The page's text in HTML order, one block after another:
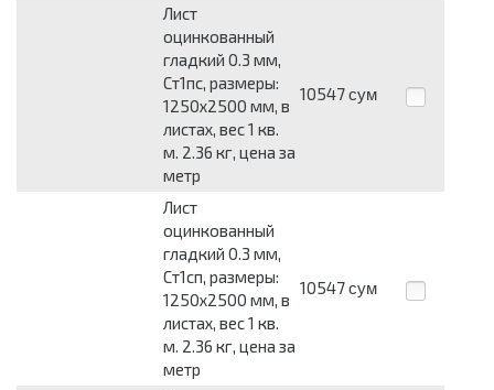
Лист
оцинкованный
гладкий 0.3 мм,
Ст1пс, размеры:
1250x2500 мм, в
листах, вес 1 кв.
м. 2.36 кг, цена за
метр
10547 сум
Лист
оцинкованный
гладкий 0.3 мм,
Ст1сп, размеры:
1250x2500 мм, в
листах, вес 1 кв.
м. 2.36 кг, цена за
метр
10547 сум